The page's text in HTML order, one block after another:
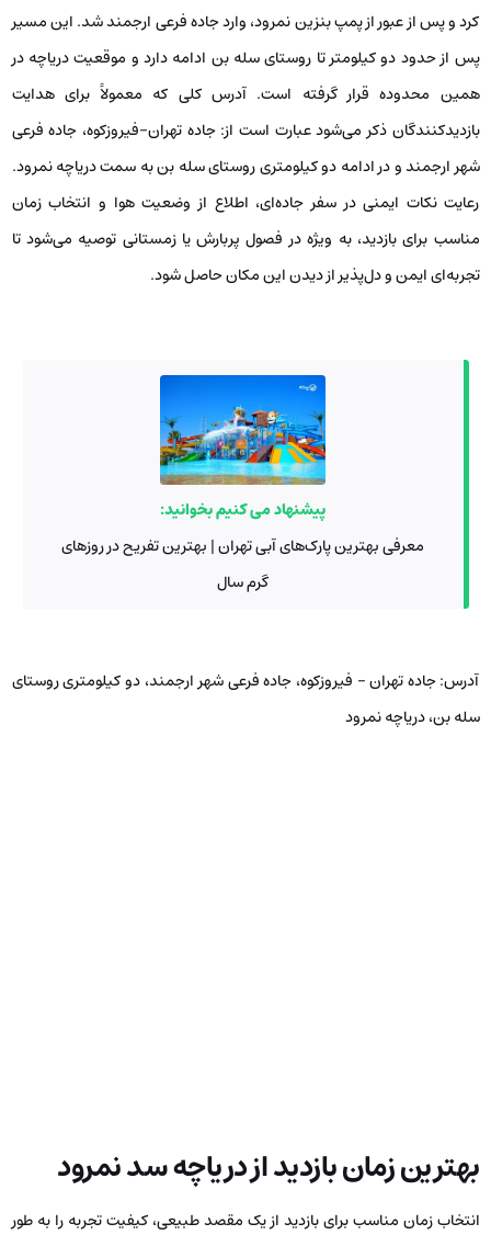
کرد و پس از عبور از پمپ بنزین نمرود، وارد جاده فرعی ارجمند شد. این مسیر
پس از حدود دو کیلومتر تا روستای سله بن ادامه دارد و موقعیت دریاچه در
همین محدوده قرار گرفته است. آدرس کلی که معمولاً برای هدایت
بازدیدکنندگان ذکر می‌شود عبارت است از: جاده تهران-فیروزکوه، جاده فرعی
شهر ارجمند و در ادامه دو کیلومتری روستای سله بن به سمت دریاچه نمرود.
رعایت نکات ایمنی در سفر جاده‌ای، اطلاع از وضعیت هوا و انتخاب زمان
مناسب برای بازدید، به ویژه در فصول پربارش یا زمستانی توصیه می‌شود تا
تجربه‌ای ایمن و دل‌پذیر از دیدن این مکان حاصل شود.
پیشنهاد می کنیم بخوانید:
معرفی بهترین پارک‌های آبی تهران | بهترین تفریح در روزهای
گرم سال
آدرس: جاده تهران – فیروزکوه، جاده فرعی شهر ارجمند، دو کیلومتری روستای
سله بن، دریاچه نمرود
بهترین زمان بازدید از دریاچه سد نمرود
انتخاب زمان مناسب برای بازدید از یک مقصد طبیعی، کیفیت تجربه را به طور